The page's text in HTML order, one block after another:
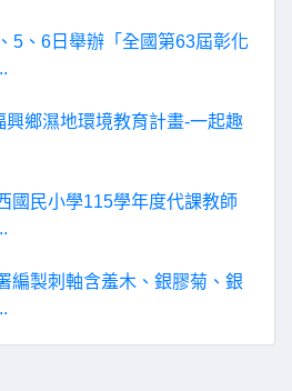
5、6日舉辦「全國第63屆彰化
興鄉濕地環境教育計畫-一起趣
國民小學115學年度代課教師
編製刺軸含羞木、銀膠菊、銀